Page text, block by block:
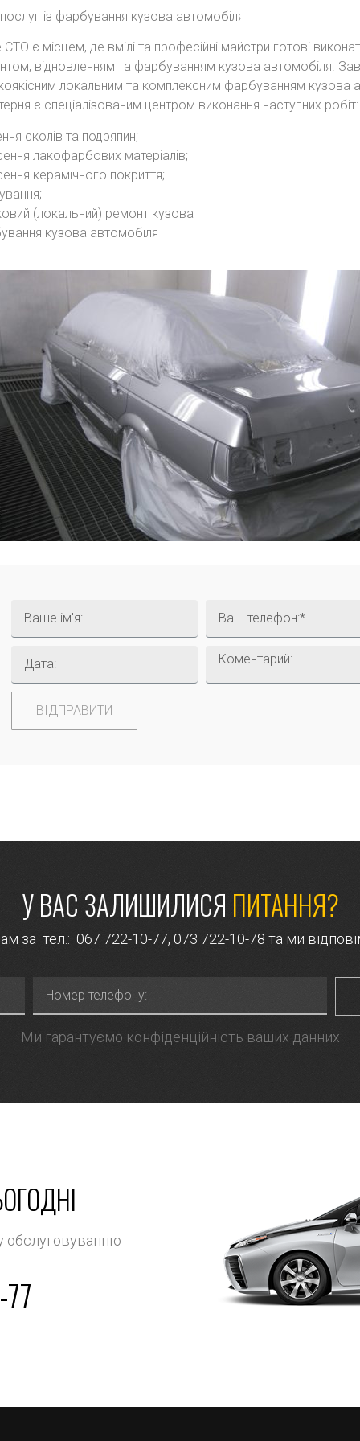
із фарбування кузова автомобіля
є місцем, де вмілі та професійні майстри готові
відновленням та фарбуванням кузова автомобіля.
локальним та комплексним фарбуванням кузова
є спеціалізованим центром виконання наступних робіт:
сколів та подряпин;
лакофарбових матеріалів;
керамічного покриття;
(локальний) ремонт кузова
кузова автомобіля
ВІДПРАВИТИ
У ВАС ЗАЛИШИЛИСЯ ПИТАННЯ?
за тел.: 067 722-10-77, 073 722-10-78 та ми
Ми гарантуємо конфіденційність ваших данних
обслуговуванню